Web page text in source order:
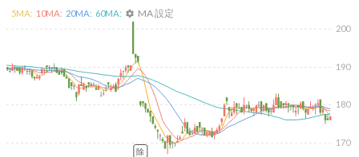
170
180
190
200
5MA: 10MA: 20MA: 60MA: settings MA 設定
除